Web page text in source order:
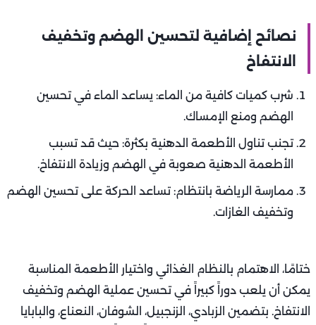
نصائح إضافية لتحسين الهضم وتخفيف
الانتفاخ
شرب كميات كافية من الماء: يساعد الماء في تحسين
الهضم ومنع الإمساك.
تجنب تناول الأطعمة الدهنية بكثرة: حيث قد تسبب
الأطعمة الدهنية صعوبة في الهضم وزيادة الانتفاخ.
ممارسة الرياضة بانتظام: تساعد الحركة على تحسين الهضم
وتخفيف الغازات.
ختامًا، الاهتمام بالنظام الغذائي واختيار الأطعمة المناسبة
يمكن أن يلعب دوراً كبيراً في تحسين عملية الهضم وتخفيف
الانتفاخ. بتضمين الزبادي، الزنجبيل، الشوفان، النعناع، والبابايا